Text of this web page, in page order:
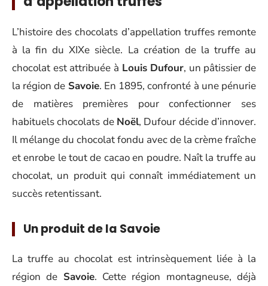
L’histoire des chocolats d’appellation truffes remonte
à la fin du XIXe siècle. La création de la truffe au
chocolat est attribuée à Louis Dufour, un pâtissier de
la région de Savoie. En 1895, confronté à une pénurie
de matières premières pour confectionner ses
habituels chocolats de Noël, Dufour décide d’innover.
Il mélange du chocolat fondu avec de la crème fraîche
et enrobe le tout de cacao en poudre. Naît la truffe au
chocolat, un produit qui connaît immédiatement un
succès retentissant.
Un produit de la Savoie
La truffe au chocolat est intrinsèquement liée à la
région de Savoie. Cette région montagneuse, déjà